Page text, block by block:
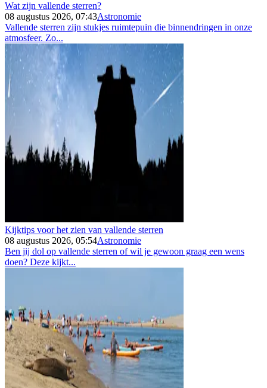
Wat zijn vallende sterren?
08 augustus 2026, 07:43Astronomie
Vallende sterren zijn stukjes ruimtepuin die binnendringen in onze
atmosfeer. Zo...
Kijktips voor het zien van vallende sterren
08 augustus 2026, 05:54Astronomie
Ben jij dol op vallende sterren of wil je gewoon graag een wens
doen? Deze kijkt...